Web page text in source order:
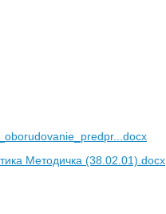
Методичка (38.02.01).docx